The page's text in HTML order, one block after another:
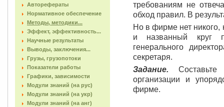
Авторефераты
Нормативное обеспечение
Методы, методики...
Эффект, эффективность...
Научные результаты
Выводы, заключения...
Грузы, грузопотоки
Показатели работы
Графики, зависимости
Модули знаний (на рус)
Модули знаний (на укр)
Модули знаний (на анг)
требованиям не
обход правил. В
Но в фирме нет никого,
и названный круг
генерального
секретаря.
Задание.
организации и
фирме.